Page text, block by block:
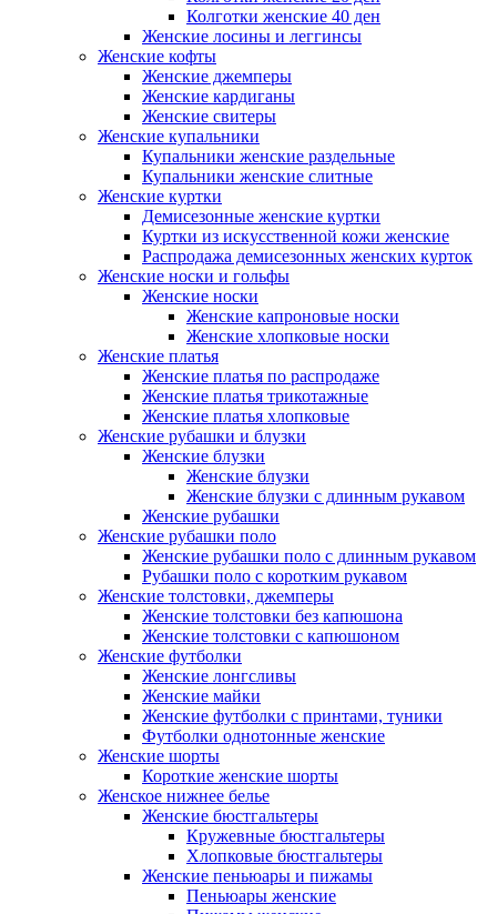
Колготки женские 40 ден
Женские лосины и леггинсы
Женские кофты
Женские джемперы
Женские кардиганы
Женские свитеры
Женские купальники
Купальники женские раздельные
Купальники женские слитные
Женские куртки
Демисезонные женские куртки
Куртки из искусственной кожи женские
Распродажа демисезонных женских курток
Женские носки и гольфы
Женские носки
Женские капроновые носки
Женские хлопковые носки
Женские платья
Женские платья по распродаже
Женские платья трикотажные
Женские платья хлопковые
Женские рубашки и блузки
Женские блузки
Женские блузки
Женские блузки с длинным рукавом
Женские рубашки
Женские рубашки поло
Женские рубашки поло с длинным рукавом
Рубашки поло с коротким рукавом
Женские толстовки, джемперы
Женские толстовки без капюшона
Женские толстовки с капюшоном
Женские футболки
Женские лонгсливы
Женские майки
Женские футболки с принтами, туники
Футболки однотонные женские
Женские шорты
Короткие женские шорты
Женское нижнее белье
Женские бюстгальтеры
Кружевные бюстгальтеры
Хлопковые бюстгальтеры
Женские пеньюары и пижамы
Пеньюары женские